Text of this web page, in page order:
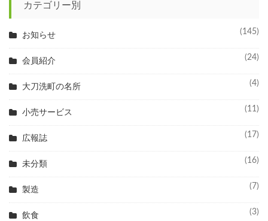
カテゴリー別
お知らせ (145)
会員紹介 (24)
大刀洗町の名所 (4)
小売サービス (11)
広報誌 (17)
未分類 (16)
製造 (7)
飲食 (3)